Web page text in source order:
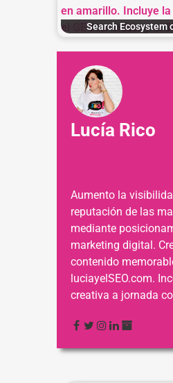
Search Ecosystem
Lucía Rico
Aumento la
reputación de las
mediante
marketing digital.
contenido
luciayelSEO.com.
creativa a jornada